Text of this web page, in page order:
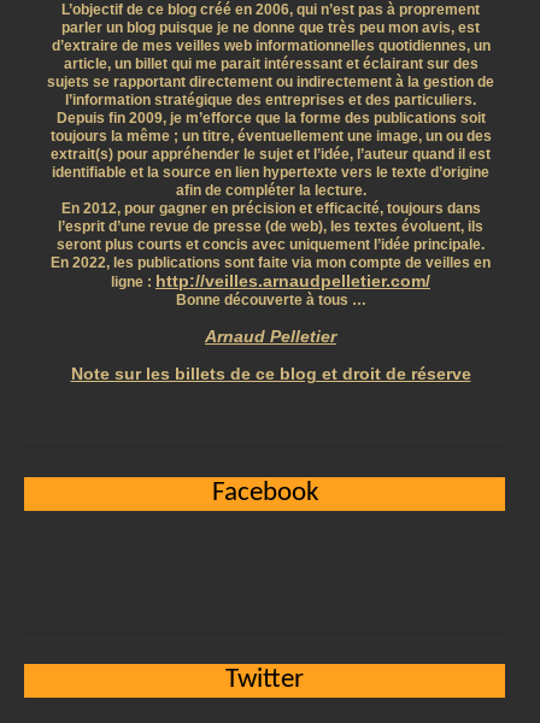
L’objectif de ce blog créé en 2006, qui n’est pas à proprement
parler un blog puisque je ne donne que très peu mon avis, est
d’extraire de mes veilles web informationnelles quotidiennes, un
article, un billet qui me parait intéressant et éclairant sur des
sujets se rapportant directement ou indirectement à la gestion de
l’information stratégique des entreprises et des particuliers.
Depuis fin 2009, je m’efforce que la forme des publications soit
toujours la même ; un titre, éventuellement une image, un ou des
extrait(s) pour appréhender le sujet et l’idée, l’auteur quand il est
identifiable et la source en lien hypertexte vers le texte d’origine
afin de compléter la lecture.
En 2012, pour gagner en précision et efficacité, toujours dans
l’esprit d’une revue de presse (de web), les textes évoluent, ils
seront plus courts et concis avec uniquement l’idée principale.
En 2022, les publications sont faite via mon compte de veilles en
ligne : http://veilles.arnaudpelletier.com/
Bonne découverte à tous …
Arnaud Pelletier
Note sur les billets de ce blog et droit de réserve
Facebook
Twitter